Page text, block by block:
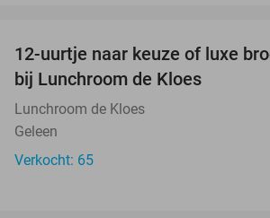
12-uurtje naar keuze of luxe
bij Lunchroom de Kloes
Lunchroom de Kloes
Geleen
Verkocht: 65